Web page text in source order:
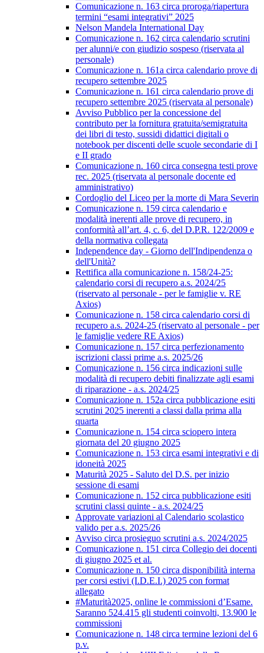
Comunicazione n. 163 circa proroga/riapertura
termini “esami integrativi” 2025
Nelson Mandela International Day
Comunicazione n. 162 circa calendario scrutini
per alunni/e con giudizio sospeso (riservata al
personale)
Comunicazione n. 161a circa calendario prove di
recupero settembre 2025
Comunicazione n. 161 circa calendario prove di
recupero settembre 2025 (riservata al personale)
Avviso Pubblico per la concessione del
contributo per la fornitura gratuita/semigratuita
dei libri di testo, sussidi didattici digitali o
notebook per discenti delle scuole secondarie di I
e II grado
Comunicazione n. 160 circa consegna testi prove
rec. 2025 (riservata al personale docente ed
amministrativo)
Cordoglio del Liceo per la morte di Mara Severin
Comunicazione n. 159 circa calendario e
modalità inerenti alle prove di recupero, in
conformità all’art. 4, c. 6, del D.P.R. 122/2009 e
della normativa collegata
Independence day - Giorno dell'Indipendenza o
dell'Unità?
Rettifica alla comunicazione n. 158/24-25:
calendario corsi di recupero a.s. 2024/25
(riservato al personale - per le famiglie v. RE
Axios)
Comunicazione n. 158 circa calendario corsi di
recupero a.s. 2024-25 (riservato al personale - per
le famiglie vedere RE Axios)
Comunicazione n. 157 circa perfezionamento
iscrizioni classi prime a.s. 2025/26
Comunicazione n. 156 circa indicazioni sulle
modalità di recupero debiti finalizzate agli esami
di riparazione - a.s. 2024/25
Comunicazione n. 152a circa pubblicazione esiti
scrutini 2025 inerenti a classi dalla prima alla
quarta
Comunicazione n. 154 circa sciopero intera
giornata del 20 giugno 2025
Comunicazione n. 153 circa esami integrativi e di
idoneità 2025
Maturità 2025 - Saluto del D.S. per inizio
sessione di esami
Comunicazione n. 152 circa pubblicazione esiti
scrutini classi quinte - a.s. 2024/25
Approvate variazioni al Calendario scolastico
valido per a.s. 2025/26
Avviso circa prosieguo scrutini a.s. 2024/2025
Comunicazione n. 151 circa Collegio dei docenti
di giugno 2025 et al.
Comunicazione n. 150 circa disponibilità interna
per corsi estivi (I.D.E.I.) 2025 con format
allegato
#Maturità2025, online le commissioni d’Esame.
Saranno 524.415 gli studenti coinvolti, 13.900 le
commissioni
Comunicazione n. 148 circa termine lezioni del 6
p.v.